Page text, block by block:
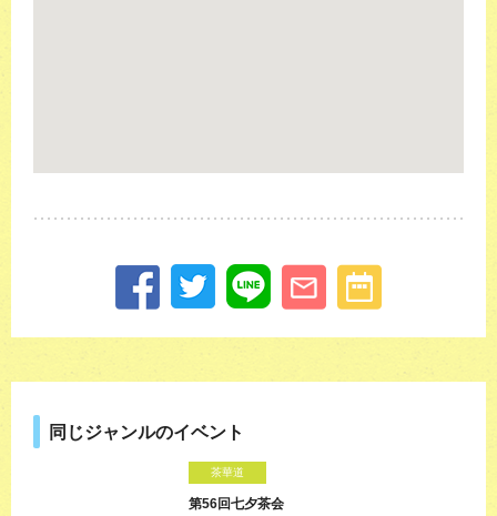
同じジャンルのイベント
茶華道
第56回七夕茶会